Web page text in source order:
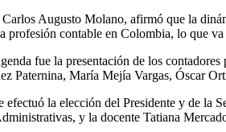
Augusto Molano, afirmó que la
profesión contable en Colombia, lo que
fue la presentación de los
Paternina, María Mejía Vargas, Óscar
la elección del Presidente y de la
y la docente Tatiana